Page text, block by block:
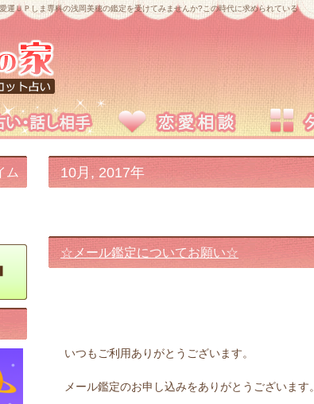
運ＵＰしま専科の浅岡美穂の鑑定を受けてみませんか?この時代に求められてい
10月, 2017年
☆メール鑑定についてお願い☆
いつもご利用ありがとうございます。
メール鑑定のお申し込みをありがとうございます。
ム